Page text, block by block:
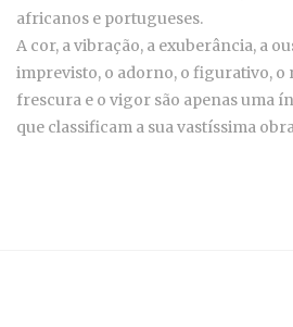
africanos e portugueses.
A cor, a vibração, a exuberância, a
imprevisto, o adorno, o figurativo, o
frescura e o vigor são apenas uma
que classificam a sua vastíssima